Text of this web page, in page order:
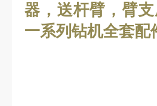
器，送杆臂，臂
一系列钻机全套配